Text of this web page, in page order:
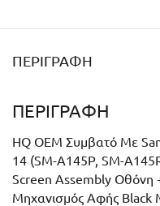
ΠΕΡΙΓΡΑΦΉ
ΠΕΡΙΓΡΑΦΉ
HQ OEM Συμβατό Με
14 (SM-A145P, SM-
Screen Assembly Οθόνη
Μηχανισμός Αφής